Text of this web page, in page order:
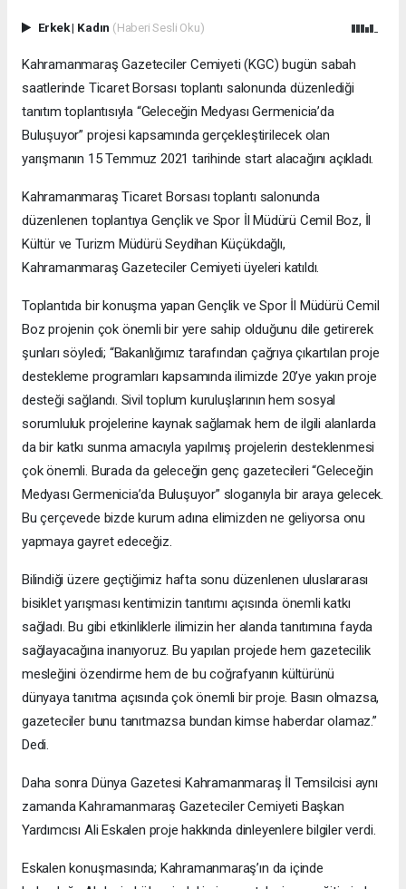
Erkek| Kadın (Haberi Sesli Oku)
Kahramanmaraş Gazeteciler Cemiyeti (KGC) bugün sabah
saatlerinde Ticaret Borsası toplantı salonunda düzenlediği
tanıtım toplantısıyla “Geleceğin Medyası Germenicia’da
Buluşuyor” projesi kapsamında gerçekleştirilecek olan
yarışmanın 15 Temmuz 2021 tarihinde start alacağını açıkladı.
Kahramanmaraş Ticaret Borsası toplantı salonunda
düzenlenen toplantıya Gençlik ve Spor İl Müdürü Cemil Boz, İl
Kültür ve Turizm Müdürü Seydihan Küçükdağlı,
Kahramanmaraş Gazeteciler Cemiyeti üyeleri katıldı.
Toplantıda bir konuşma yapan Gençlik ve Spor İl Müdürü Cemil
Boz projenin çok önemli bir yere sahip olduğunu dile getirerek
şunları söyledi; “Bakanlığımız tarafından çağrıya çıkartılan proje
destekleme programları kapsamında ilimizde 20’ye yakın proje
desteği sağlandı. Sivil toplum kuruluşlarının hem sosyal
sorumluluk projelerine kaynak sağlamak hem de ilgili alanlarda
da bir katkı sunma amacıyla yapılmış projelerin desteklenmesi
çok önemli. Burada da geleceğin genç gazetecileri “Geleceğin
Medyası Germenicia’da Buluşuyor” sloganıyla bir araya gelecek.
Bu çerçevede bizde kurum adına elimizden ne geliyorsa onu
yapmaya gayret edeceğiz.
Bilindiği üzere geçtiğimiz hafta sonu düzenlenen uluslararası
bisiklet yarışması kentimizin tanıtımı açısında önemli katkı
sağladı. Bu gibi etkinliklerle ilimizin her alanda tanıtımına fayda
sağlayacağına inanıyoruz. Bu yapılan projede hem gazetecilik
mesleğini özendirme hem de bu coğrafyanın kültürünü
dünyaya tanıtma açısında çok önemli bir proje. Basın olmazsa,
gazeteciler bunu tanıtmazsa bundan kimse haberdar olamaz.”
Dedi.
Daha sonra Dünya Gazetesi Kahramanmaraş İl Temsilcisi aynı
zamanda Kahramanmaraş Gazeteciler Cemiyeti Başkan
Yardımcısı Ali Eskalen proje hakkında dinleyenlere bilgiler verdi.
Eskalen konuşmasında; Kahramanmaraş’ın da içinde